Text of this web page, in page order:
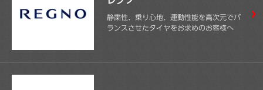
静粛性、乗り心地、運動性能を高次元でバ
ランスさせたタイヤをお求めのお客様へ